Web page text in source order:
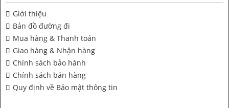
Giới thiệu
Bản đồ đường đi
Mua hàng & Thanh toán
Giao hàng & Nhận hàng
Chính sách bảo hành
Chính sách bán hàng
Quy định về Bảo mật thông tin